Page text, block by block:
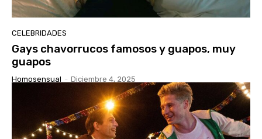
CELEBRIDADES
Gays chavorrucos famosos y guapos, muy
guapos
Homosensual - Diciembre 4, 2025